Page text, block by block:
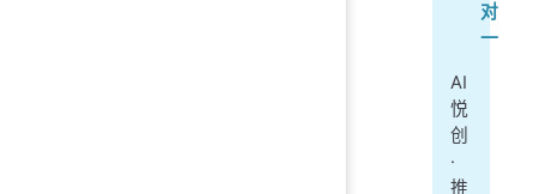
对
一
AI
悦
创
·
推